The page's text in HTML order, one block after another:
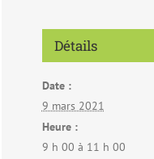
Détails
Date :
9 mars 2021
Heure :
9 h 00 à 11 h 00